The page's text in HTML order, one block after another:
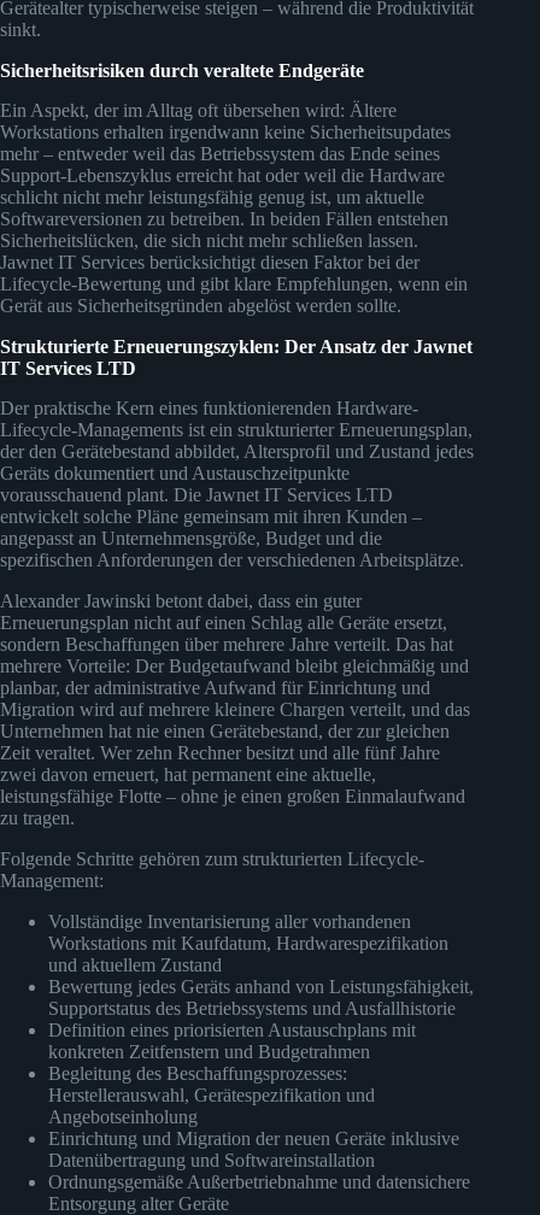
Gerätealter typischerweise steigen – während die Produktivität
sinkt.
Sicherheitsrisiken durch veraltete Endgeräte
Ein Aspekt, der im Alltag oft übersehen wird: Ältere
Workstations erhalten irgendwann keine Sicherheitsupdates
mehr – entweder weil das Betriebssystem das Ende seines
Support-Lebenszyklus erreicht hat oder weil die Hardware
schlicht nicht mehr leistungsfähig genug ist, um aktuelle
Softwareversionen zu betreiben. In beiden Fällen entstehen
Sicherheitslücken, die sich nicht mehr schließen lassen.
Jawnet IT Services berücksichtigt diesen Faktor bei der
Lifecycle-Bewertung und gibt klare Empfehlungen, wenn ein
Gerät aus Sicherheitsgründen abgelöst werden sollte.
Strukturierte Erneuerungszyklen: Der Ansatz der Jawnet
IT Services LTD
Der praktische Kern eines funktionierenden Hardware-
Lifecycle-Managements ist ein strukturierter Erneuerungsplan,
der den Gerätebestand abbildet, Altersprofil und Zustand jedes
Geräts dokumentiert und Austauschzeitpunkte
vorausschauend plant. Die Jawnet IT Services LTD
entwickelt solche Pläne gemeinsam mit ihren Kunden –
angepasst an Unternehmensgröße, Budget und die
spezifischen Anforderungen der verschiedenen Arbeitsplätze.
Alexander Jawinski betont dabei, dass ein guter
Erneuerungsplan nicht auf einen Schlag alle Geräte ersetzt,
sondern Beschaffungen über mehrere Jahre verteilt. Das hat
mehrere Vorteile: Der Budgetaufwand bleibt gleichmäßig und
planbar, der administrative Aufwand für Einrichtung und
Migration wird auf mehrere kleinere Chargen verteilt, und das
Unternehmen hat nie einen Gerätebestand, der zur gleichen
Zeit veraltet. Wer zehn Rechner besitzt und alle fünf Jahre
zwei davon erneuert, hat permanent eine aktuelle,
leistungsfähige Flotte – ohne je einen großen Einmalaufwand
zu tragen.
Folgende Schritte gehören zum strukturierten Lifecycle-
Management:
Vollständige Inventarisierung aller vorhandenen
Workstations mit Kaufdatum, Hardwarespezifikation
und aktuellem Zustand
Bewertung jedes Geräts anhand von Leistungsfähigkeit,
Supportstatus des Betriebssystems und Ausfallhistorie
Definition eines priorisierten Austauschplans mit
konkreten Zeitfenstern und Budgetrahmen
Begleitung des Beschaffungsprozesses:
Herstellerauswahl, Gerätespezifikation und
Angebotseinholung
Einrichtung und Migration der neuen Geräte inklusive
Datenübertragung und Softwareinstallation
Ordnungsgemäße Außerbetriebnahme und datensichere
Entsorgung alter Geräte